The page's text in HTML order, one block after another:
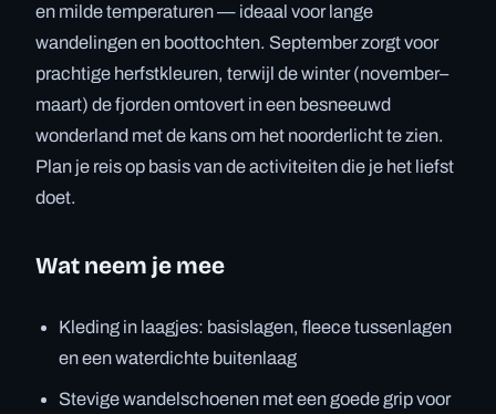
en milde temperaturen — ideaal voor lange
wandelingen en boottochten. September zorgt voor
prachtige herfstkleuren, terwijl de winter (november–
maart) de fjorden omtovert in een besneeuwd
wonderland met de kans om het noorderlicht te zien.
Plan je reis op basis van de activiteiten die je het liefst
doet.
Wat neem je mee
Kleding in laagjes: basislagen, fleece tussenlagen
en een waterdichte buitenlaag
Stevige wandelschoenen met een goede grip voor